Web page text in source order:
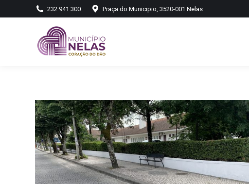
232 941 300 Praça do Municipio, 3520-001 Nelas